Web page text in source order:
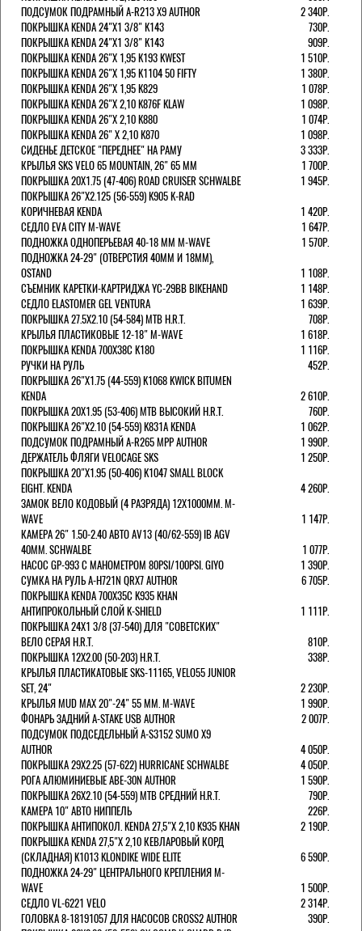
ПОДСУМОК ПОДРАМНЫЙ A-R213 X9 AUTHOR
2 340Р.
ПОКРЫШКА KENDA 24"Х1 3/8" K143
730Р.
ПОКРЫШКА KENDA 24"Х1 3/8" K143
909Р.
ПОКРЫШКА KENDA 26"Х 1,95 K193 KWEST
1 510Р.
ПОКРЫШКА KENDA 26"Х 1,95 K1104 50 FIFTY
1 380Р.
ПОКРЫШКА KENDA 26"Х 1,95 K829
1 078Р.
ПОКРЫШКА KENDA 26"Х 2,10 K876F KLAW
1 098Р.
ПОКРЫШКА KENDA 26"Х 2,10 K880
1 074Р.
ПОКРЫШКА KENDA 26" Х 2,10 K870
1 098Р.
СИДЕНЬЕ ДЕТСКОЕ "ПЕРЕДНЕЕ" НА РАМУ
3 333Р.
КРЫЛЬЯ SKS VELO 65 MOUNTAIN, 26" 65 ММ
1 700Р.
ПОКРЫШКА 20X1.75 (47-406) ROAD CRUISER SCHWALBE
1 945Р.
ПОКРЫШКА 26"Х2.125 (56-559) K905 K-RAD
КОРИЧНЕВАЯ KENDA
1 420Р.
СЕДЛО EVA CITY M-WAVE
1 647Р.
ПОДНОЖКА ОДНОПЕРЬЕВАЯ 40-18 ММ M-WAVE
1 570Р.
ПОДНОЖКА 24-29" (ОТВЕРСТИЯ 40ММ И 18ММ),
OSTAND
1 108Р.
СЪЕМНИК КАРЕТКИ-КАРТРИДЖА YC-29BB BIKEHAND
1 148Р.
СЕДЛО ELASTOMER GEL VENTURA
1 639Р.
ПОКРЫШКА 27.5X2.10 (54-584) MTB H.R.T.
708Р.
КРЫЛЬЯ ПЛАСТИКОВЫЕ 12-18" M-WAVE
1 618Р.
ПОКРЫШКА KENDA 700Х38С K180
1 116Р.
РУЧКИ НА РУЛЬ
452Р.
ПОКРЫШКА 26"Х1.75 (44-559) K1068 KWICK BITUMEN
KENDA
2 610Р.
ПОКРЫШКА 20X1.95 (53-406) MTB ВЫСОКИЙ H.R.T.
760Р.
ПОКРЫШКА 26"Х2.10 (54-559) K831A KENDA
1 062Р.
ПОДСУМОК ПОДРАМНЫЙ A-R265 MPP AUTHOR
1 990Р.
ДЕРЖАТЕЛЬ ФЛЯГИ VELOCAGE SKS
1 250Р.
ПОКРЫШКА 20"Х1.95 (50-406) K1047 SMALL BLOCK
EIGHT. KENDA
4 260Р.
ЗАМОК ВЕЛО КОДОВЫЙ (4 РАЗРЯДА) 12Х1000ММ. M-
WAVE
1 147Р.
КАМЕРА 26" 1.50-2.40 АВТО AV13 (40/62-559) IB AGV
40MM. SCHWALBE
1 077Р.
НАСОС GP-993 С МАНОМЕТРОМ 80PSI/100PSI. GIYO
1 390Р.
СУМКА НА РУЛЬ A-H721N QRX7 AUTHOR
6 705Р.
ПОКРЫШКА KENDA 700Х35С K935 KHAN
АНТИПРОКОЛЬНЫЙ СЛОЙ K-SHIELD
1 111Р.
ПОКРЫШКА 24X1 3/8 (37-540) ДЛЯ "СОВЕТСКИХ"
ВЕЛО СЕРАЯ H.R.T.
810Р.
ПОКРЫШКА 12X2.00 (50-203) H.R.T.
338Р.
КРЫЛЬЯ ПЛАСТИКАТОВЫЕ SKS-11165, VELO55 JUNIOR
SET, 24"
2 230Р.
КРЫЛЬЯ MUD MAX 20"-24" 55 ММ. M-WAVE
1 990Р.
ФОНАРЬ ЗАДНИЙ A-STAKE USB AUTHOR
2 007Р.
ПОДСУМОК ПОДСЕДЕЛЬНЫЙ A-S3152 SUMO X9
AUTHOR
4 050Р.
ПОКРЫШКА 29X2.25 (57-622) HURRICANE SCHWALBE
4 050Р.
РОГА АЛЮМИНИЕВЫЕ ABE-30N AUTHOR
1 590Р.
ПОКРЫШКА 26X2.10 (54-559) MTB СРЕДНИЙ H.R.T.
790Р.
КАМЕРА 10" АВТО НИППЕЛЬ
226Р.
ПОКРЫШКА АНТИПОКОЛ. KENDA 27,5"Х 2,10 K935 KHAN
2 190Р.
ПОКРЫШКА KENDA 27,5"Х 2,10 КЕВЛАРОВЫЙ КОРД
(СКЛАДНАЯ) K1013 KLONDIKE WIDE ELITE
6 590Р.
ПОДНОЖКА 24-29" ЦЕНТРАЛЬНОГО КРЕПЛЕНИЯ M-
WAVE
1 500Р.
СЕДЛО VL-6221 VELO
2 314Р.
ГОЛОВКА 8-18191057 ДЛЯ НАСОСОВ CROSS2 AUTHOR
390Р.